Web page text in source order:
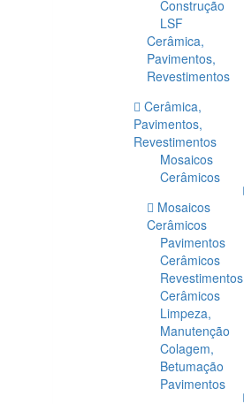
Construção
LSF
Cerâmica,
Pavimentos,
Revestimentos
Cerâmica,
Pavimentos,
Revestimentos
Mosaicos
Cerâmicos
Mosaicos
Cerâmicos
Pavimentos
Cerâmicos
Revestimentos
Cerâmicos
Limpeza,
Manutenção
Colagem,
Betumação
Pavimentos